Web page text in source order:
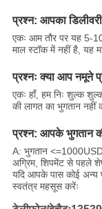
प्रश्न: आपका
एकः आम तौर पर यह 5-
माल स्टॉक में नहीं है, यह
प्रश्नः क्या आप नमूने
एकः हाँ, हम निः शुल्क
की लागत का भुगतान नहीं
प्रश्न: आपके भुगतान
A: भुगतान
अग्रिम, शिपमेंट से पहले
यदि आपके पास कोई अन्य
स्वतंत्र महसूस करेंः